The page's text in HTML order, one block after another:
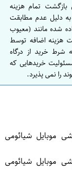
بازگشت تمام هزینه
دلیل عدم مطابقت
شده مانند (معیوب
هزینه اضافه توسط
شرط خرید از درگاه
خریدهایی که
را نمی پذیرد.
برای گوشی موبایل شیائومی
برای گوشی موبایل شیائومی